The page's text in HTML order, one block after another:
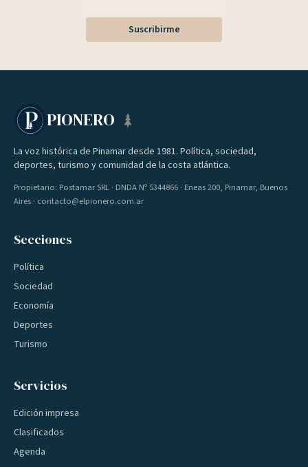
Suscribirme
PIONERO
La voz histórica de Pinamar desde 1981. Política, sociedad,
deportes, turismo y comunidad de la costa atlántica.
Propietario: Postamar SRL · DNDA Nº 5344866 · Eneas 200, Pinamar, Buenos
Aires · contacto@elpionero.com.ar
Secciones
Política
Sociedad
Economía
Deportes
Turismo
Servicios
Edición impresa
Clasificados
Agenda